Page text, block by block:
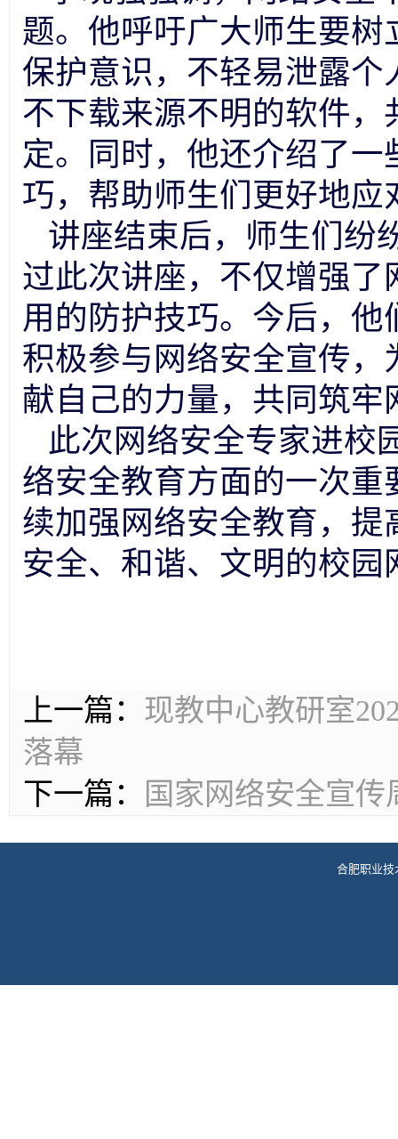
题。他呼吁广大师生要
保护意识，不轻易泄露
不下载来源不明的软件
定。同时，他还介绍了
巧，帮助师生们更好地应
讲座结束后，师生们纷
过此次讲座，不仅增强
用的防护技巧。今后，
积极参与网络安全宣传
献自己的力量，共同筑牢
此次网络安全专家进校
络安全教育方面的一次
续加强网络安全教育，
安全、和谐、文明的校
上一篇： 现教中心教研室
落幕
下一篇：
国家网络安全宣
合肥职业